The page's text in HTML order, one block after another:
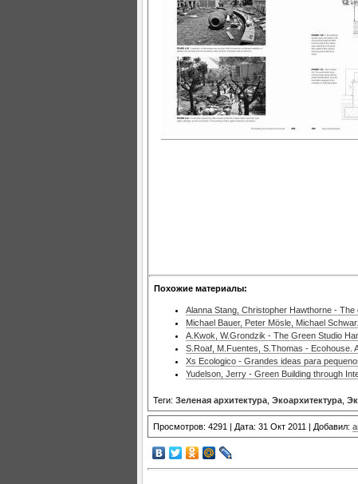
Похожие материалы:
Alanna Stang, Christopher Hawthorne -
Michael Bauer, Peter Mösle, Michael
A.Kwok, W.Grondzik - The Green Studio
S.Roaf, M.Fuentes, S.Thomas - Ecohouse.
Xs Ecologico - Grandes ideas para
Yudelson, Jerry - Green Building through
Теги: Зеленая архитектура Экоархитектура
Просмотров: 4291 | Дата: 31 Окт 2011 | Добавил: